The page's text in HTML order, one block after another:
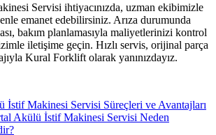
Servisi ihtiyacınızda, uzman ekibimizle
emanet edebilirsiniz. Arıza durumunda
bakım planlamasıyla maliyetlerinizi kontrol
iletişime geçin. Hızlı servis, orijinal parça
Kural Forklift olarak yanınızdayız.
İstif Makinesi Servisi Süreçleri ve Avantajları
Akülü İstif Makinesi Servisi Neden